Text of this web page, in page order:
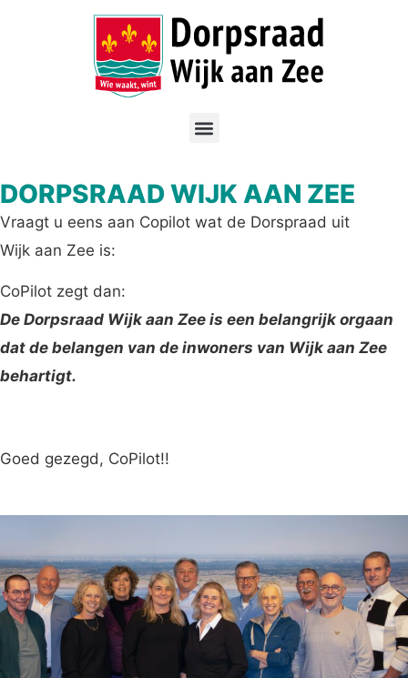
DORPSRAAD WIJK AAN ZEE
Vraagt u eens aan Copilot wat de Dorspraad uit
Wijk aan Zee is:
CoPilot zegt dan:
De Dorpsraad Wijk aan Zee is een belangrijk orgaan
dat de belangen van de inwoners van Wijk aan Zee
behartigt.
Goed gezegd, CoPilot!!